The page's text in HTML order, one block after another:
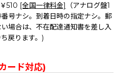
￥510 [全国一律料金]
（アナログ盤1
号ナシ。到着日時の指定ナシ。郵
場合は、不在配達通知書を差し入
戻ります。)
ード対応)